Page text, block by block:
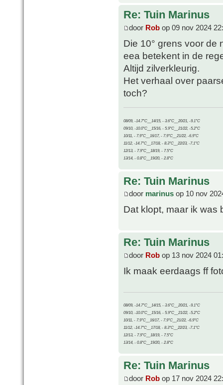
Re: Tuin Marinus
door Rob op 09 nov 2024
Die 10° grens voor de
eea betekent in de
Altijd zilverkleurig.
Het verhaal over
toch?
08/09, -14.7°C__14/15, - 3.6°C__20/21, -9.1°C
09/10, -10.0°C__15/16, - 5.9°C__21/22, -5.2°C
10/11, - 7.9°C__16/17, - 7.9°C__21/22, -6.9°C
11/12, -14.7°C__17/18, - 8.3°C__22/23, -7.1°C
12/13, - 7.9°C__18/19, - 7.5°C
13/14, - 0.8°C__19/20, - 2.8°C
Re: Tuin Marinus
door marinus op 10 nov
Dat klopt, maar ik was
Re: Tuin Marinus
door Rob op 13 nov 2024
Ik maak eerdaags ff
08/09, -14.7°C__14/15, - 3.6°C__20/21, -9.1°C
09/10, -10.0°C__15/16, - 5.9°C__21/22, -5.2°C
10/11, - 7.9°C__16/17, - 7.9°C__21/22, -6.9°C
11/12, -14.7°C__17/18, - 8.3°C__22/23, -7.1°C
12/13, - 7.9°C__18/19, - 7.5°C
13/14, - 0.8°C__19/20, - 2.8°C
Re: Tuin Marinus
door Rob op 17 nov 2024